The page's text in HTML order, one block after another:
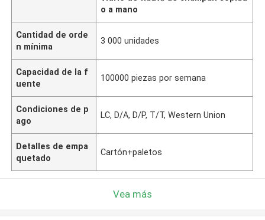
o a mano
Cantidad de orde
n mínima
3 000 unidades
Capacidad de la f
uente
100000 piezas por semana
Condiciones de p
ago
LC, D/A, D/P, T/T, Western Union
Detalles de empa
quetado
Cartón+paletos
Vea más